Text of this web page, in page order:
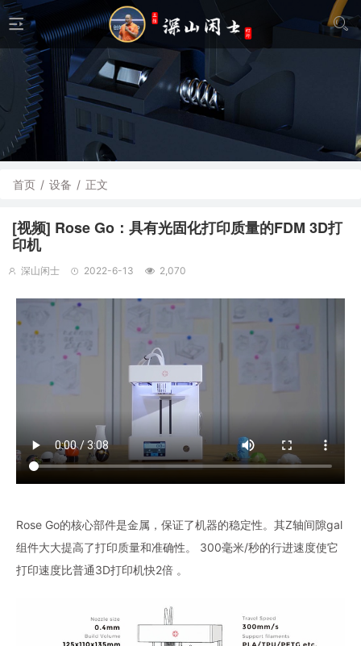
首页 / 设备 / 正文
[视频] Rose Go：具有光固化打印质量的FDM 3D打
印机
深山闲士 2022-6-13 2,070
Rose Go的核心部件是金属，保证了机器的稳定性。其Z轴间隙gal
组件大大提高了打印质量和准确性。 300毫米/秒的行进速度使它
打印速度比普通3D打印机快2倍 。